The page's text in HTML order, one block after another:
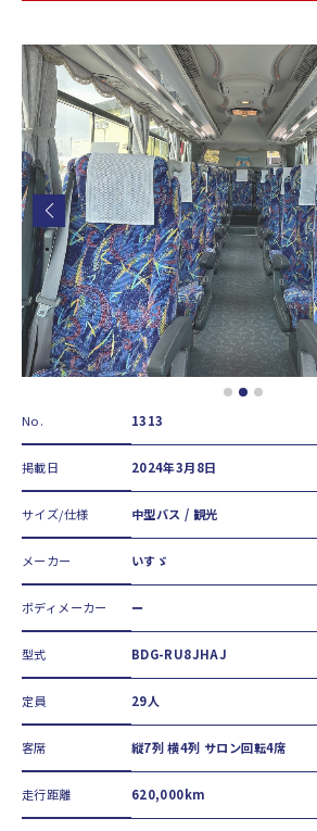
No. 1313
掲載日 2024年3月8日
サイズ/仕様 中型バス / 観光
メーカー いすゞ
ボディメーカー ー
型式 BDG-RU8JHAJ
定員 29人
客席 縦7列 横4列 サロン回転4席
走行距離 620,000km